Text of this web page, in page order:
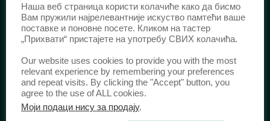
ISSN:0003-2565(Штампано издање)
еISSN:2406-2693(Онлајн издање)
DOI:10.51204/Anali_PFBU_1906
ИЗДАВАЧ /
Правни факултет Универзитета у
Београду
Наша веб страница користи колачиће како да бисмо
Вам пружили најрелевантније искуство памтећи ваше
поставке и поновне посете. Кликом на тастер
„Прихвати“ пристајете на употребу СВИХ колачића.
Our website uses cookies to provide you with the most
relevant experience by remembering your preferences
and repeat visits. By clicking the "Accept" button, you
agree to the use of ALL cookies.
Моји подаци нису за продају.